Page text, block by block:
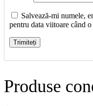
Salvează-mi numele,
pentru data viitoare când o
Produse